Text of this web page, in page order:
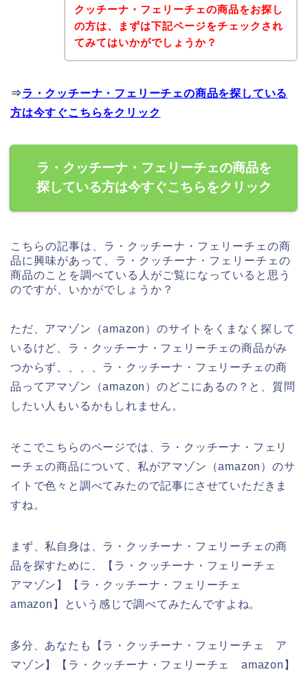
クッチーナ・フェリーチェの商品をお探し
の方は、まずは下記ページをチェックされ
てみてはいかがでしょうか？
⇒ラ・クッチーナ・フェリーチェの商品を探している
方は今すぐこちらをクリック
ラ・クッチーナ・フェリーチェの商品を
探している方は今すぐこちらをクリック
こちらの記事は、ラ・クッチーナ・フェリーチェの商
品に興味があって、ラ・クッチーナ・フェリーチェの
商品のことを調べている人がご覧になっていると思う
のですが、いかがでしょうか？
ただ、アマゾン（amazon）のサイトをくまなく探して
いるけど、ラ・クッチーナ・フェリーチェの商品がみ
つからず、、、、ラ・クッチーナ・フェリーチェの商
品ってアマゾン（amazon）のどこにあるの？と、質問
したい人もいるかもしれません。
そこでこちらのページでは、ラ・クッチーナ・フェリ
ーチェの商品について、私がアマゾン（amazon）のサ
イトで色々と調べてみたので記事にさせていただきま
すね。
まず、私自身は、ラ・クッチーナ・フェリーチェの商
品を探すために、【ラ・クッチーナ・フェリーチェ
アマゾン】【ラ・クッチーナ・フェリーチェ
amazon】という感じで調べてみたんですよね。
多分、あなたも【ラ・クッチーナ・フェリーチェ ア
マゾン】【ラ・クッチーナ・フェリーチェ amazon】